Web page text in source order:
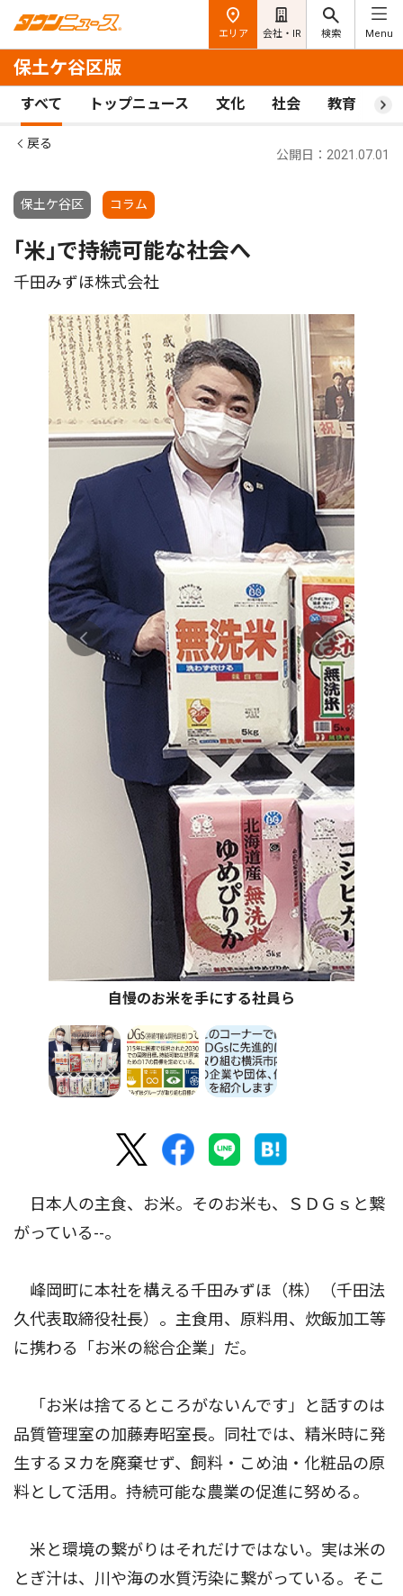
エリア 会社・IR 検索 Menu
保土ケ谷区版
すべて トップニュース 文化 社会 教育 ス
戻る
保土ケ谷区 コラム
公開日：2021.07.01
｢米｣で持続可能な社会へ
千田みずほ株式会社
自慢のお米を手にする社員ら
日本人の主食、お米。そのお米も、ＳＤＧｓと繋
がっている--。
峰岡町に本社を構える千田みずほ（株）（千田法
久代表取締役社長）。主食用、原料用、炊飯加工等
に携わる「お米の総合企業」だ。
「お米は捨てるところがないんです」と話すのは
品質管理室の加藤寿昭室長。同社では、精米時に発
生するヌカを廃棄せず、飼料・こめ油・化粧品の原
料として活用。持続可能な農業の促進に努める。
米と環境の繋がりはそれだけではない。実は米の
とぎ汁は、川や海の水質汚染に繋がっている。そこ